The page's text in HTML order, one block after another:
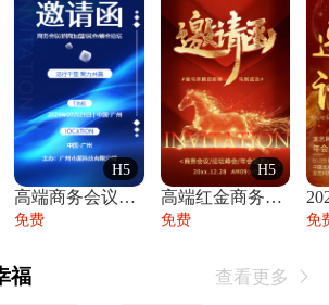
H5
高端商务会议招商加盟展会峰会论坛邀请函
免费
H5
高端红金商务会议年会年终盛典答谢邀请函
免费 免
福 查看更多 